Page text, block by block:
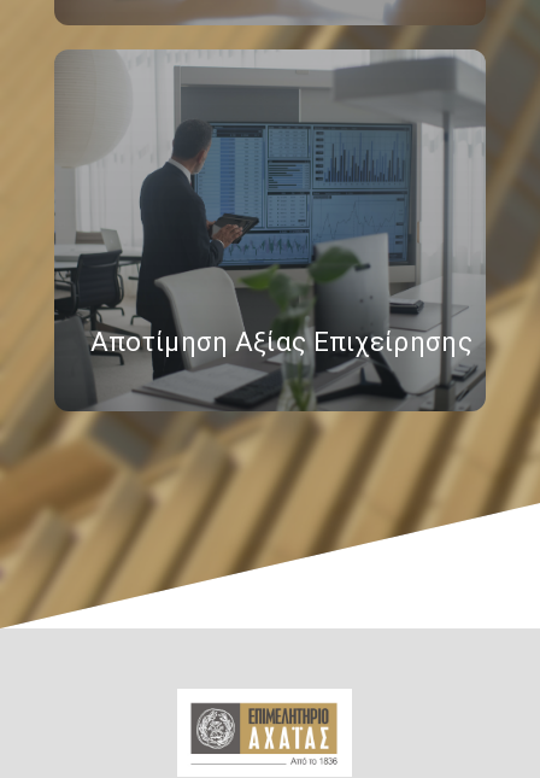
Αποτίμηση Αξίας Επιχείρησης